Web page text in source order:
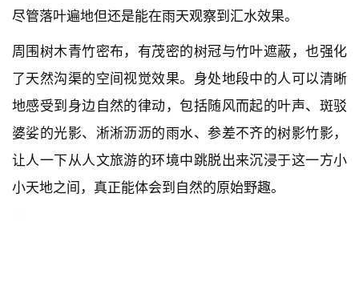
尽管落叶遍地但还是能在雨天观察到汇水效果。
周围树木青竹密布，有茂密的树冠与竹叶遮蔽，也强化
了天然沟渠的空间视觉效果。身处地段中的人可以清晰
地感受到身边自然的律动，包括随风而起的叶声、斑驳
婆娑的光影、淅淅沥沥的雨水、参差不齐的树影竹影，
让人一下从人文旅游的环境中跳脱出来沉浸于这一方小
小天地之间，真正能体会到自然的原始野趣。